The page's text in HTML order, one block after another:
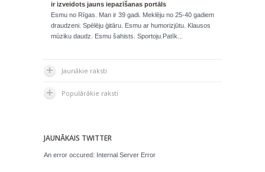
ir izveidots jauns iepazīšanas portāls
Esmu no Rīgas. Man ir 39 gadi. Meklēju no 25-40 gadiem
draudzeni. Spēlēju ģitāru. Esmu ar humorizjūtu. Klausos
mūziku daudz. Esmu šahists. Sportoju.Patīk...
Jaunākie raksti
Populārākie raksti
JAUNĀKAIS TWITTER
An error occured: Internal Server Error